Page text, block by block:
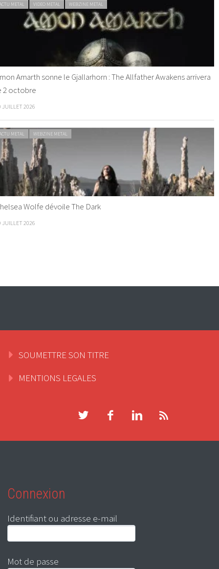
METAL VIDEO METAL WEBZINE METAL
Amarth sonne le Gjallarhorn : The Allfather Awakens arrivera
2 octobre
JUILLET 2026
METAL WEBZINE METAL
Wolfe dévoile The Dark
JUILLET 2026
SOUMETTRE SON TITRE
MENTIONS LEGALES
Connexion
Identifiant ou adresse e-mail
Mot de passe